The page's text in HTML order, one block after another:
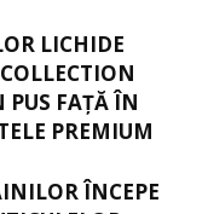
LICHIDE
PUS FAȚĂ ÎN
PREMIUM
ÎNCEPE